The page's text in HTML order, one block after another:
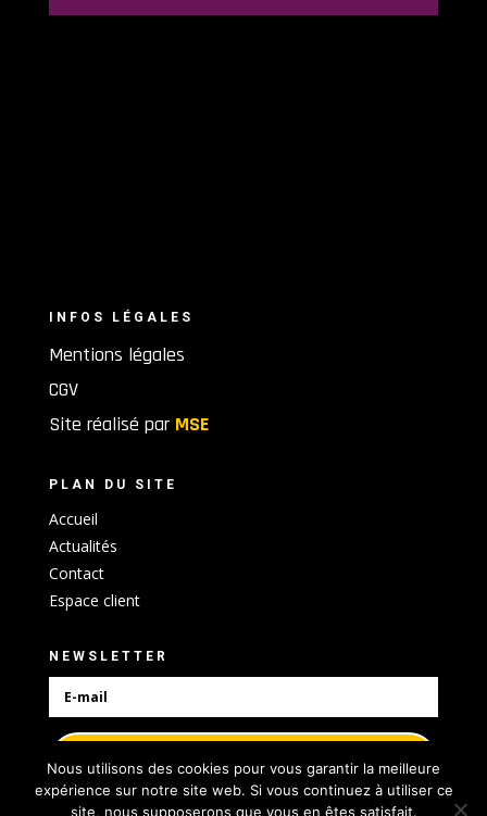
INFOS LÉGALES
Mentions légales
CGV
Site réalisé par MSE
PLAN DU SITE
Accueil
Actualités
Contact
Espace client
NEWSLETTER
S'abonner
Nous utilisons des cookies pour vous garantir la meilleure
expérience sur notre site web. Si vous continuez à utiliser ce
site, nous supposerons que vous en êtes satisfait.